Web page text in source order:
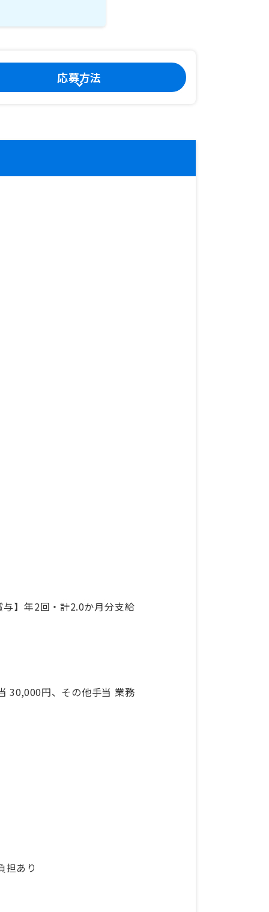
応募方法
】年2回・計2.0か月分支給
30,000円、その他手当 業務
担あり